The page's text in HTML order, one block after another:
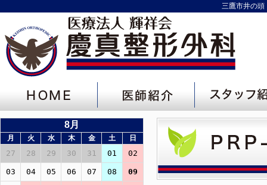
三鷹市井の
8月
月 火 水 木 金 土 日
27 28 29 30 31 01 02
03 04 05 06 07 08 09